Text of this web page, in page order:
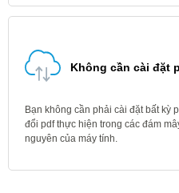
Không cần cài đặt
Bạn không cần phải cài đặt bất kỳ
đổi pdf thực hiện trong các đám
nguyên của máy tính.